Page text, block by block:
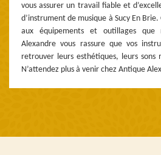
vous assurer un travail fiable et
d’instrument de musique à Sucy En
aux équipements et outillages que
Alexandre vous rassure que vos
retrouver leurs esthétiques, leurs sons
N’attendez plus à venir chez Antique